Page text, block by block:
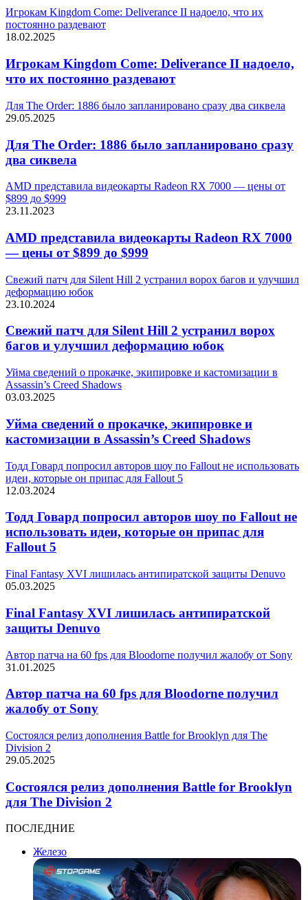
Игрокам Kingdom Come: Deliverance II надоело, что их
постоянно раздевают
18.02.2025
Игрокам Kingdom Come: Deliverance II надоело,
что их постоянно раздевают
Для The Order: 1886 было запланировано сразу два сиквела
29.05.2025
Для The Order: 1886 было запланировано сразу
два сиквела
AMD представила видеокарты Radeon RX 7000 — цены от
$899 до $999
23.11.2023
AMD представила видеокарты Radeon RX 7000
— цены от $899 до $999
Свежий патч для Silent Hill 2 устранил ворох багов и улучшил
деформацию юбок
23.10.2024
Свежий патч для Silent Hill 2 устранил ворох
багов и улучшил деформацию юбок
Уйма сведений о прокачке, экипировке и кастомизации в
Assassin’s Creed Shadows
03.03.2025
Уйма сведений о прокачке, экипировке и
кастомизации в Assassin’s Creed Shadows
Тодд Говард попросил авторов шоу по Fallout не использовать
идеи, которые он припас для Fallout 5
12.03.2024
Тодд Говард попросил авторов шоу по Fallout не
использовать идеи, которые он припас для
Fallout 5
Final Fantasy XVI лишилась антипиратской защиты Denuvo
05.03.2025
Final Fantasy XVI лишилась антипиратской
защиты Denuvo
Автор патча на 60 fps для Bloodorne получил жалобу от Sony
31.01.2025
Автор патча на 60 fps для Bloodorne получил
жалобу от Sony
Состоялся релиз дополнения Battle for Brooklyn для The
Division 2
29.05.2025
Состоялся релиз дополнения Battle for Brooklyn
для The Division 2
ПОСЛЕДНИЕ
Железо